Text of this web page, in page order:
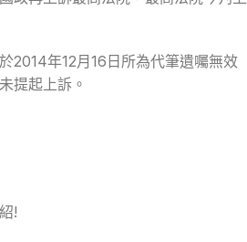
2014年12月16日所為代筆遺囑無效
提起上訴。
!